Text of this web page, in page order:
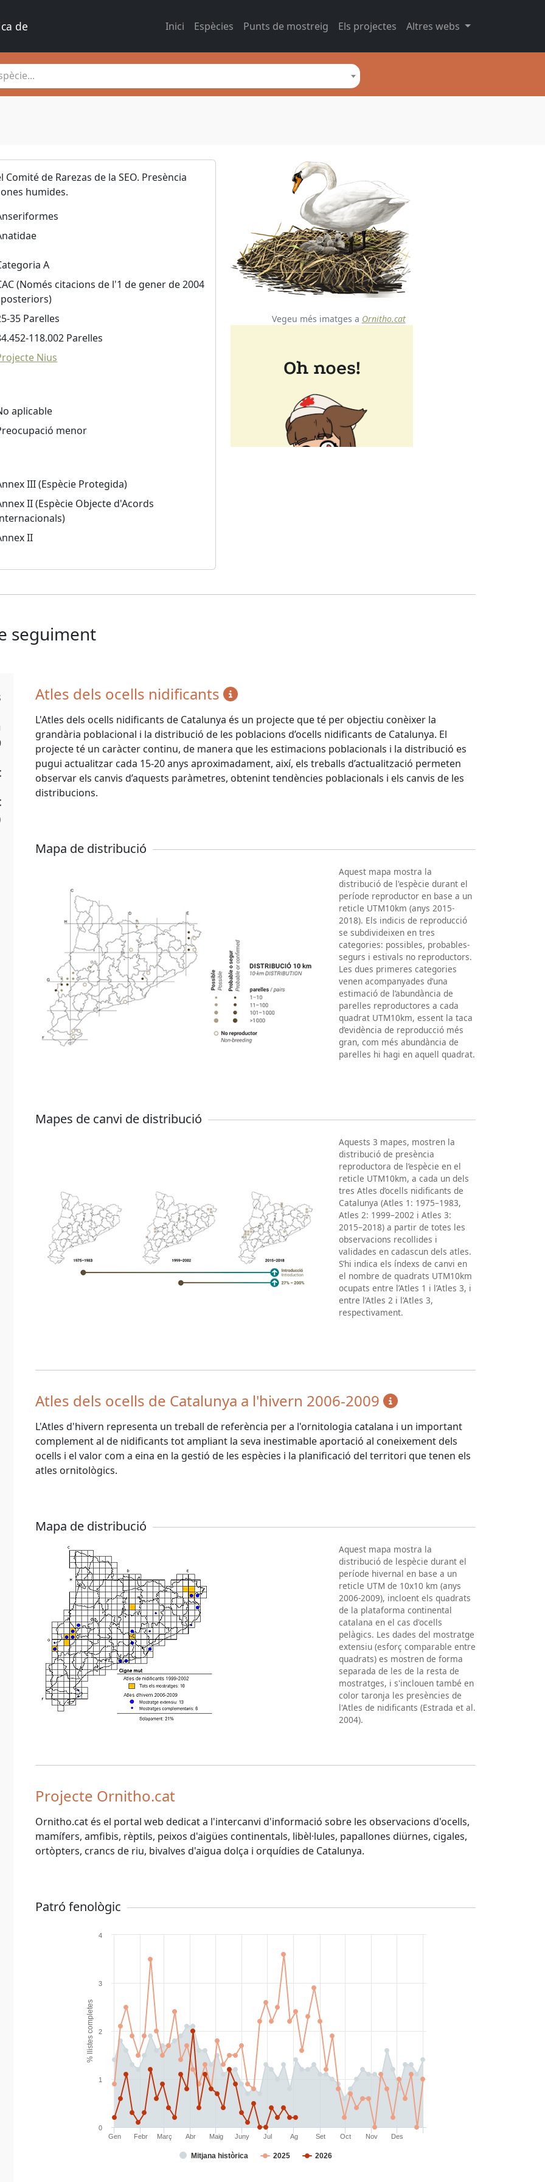
de Inici Espècies Punts de mostreig Els projectes Altres webs
de Rarezas de la SEO. Presència
humides.
A
(Només citacions de l'1 de gener de 2004
35 Parelles
118.002 Parelles
Nius
aplicable
menor
III (Espècie Protegida)
II (Espècie Objecte d'Acords
II
Vegeu més imatges a Ornitho.cat
seguiment
Atles dels ocells nidificants
L'Atles dels ocells nidificants de Catalunya és un projecte que té per objectiu conèixer la
grandària poblacional i la distribució de les poblacions d’ocells nidificants de Catalunya. El
projecte té un caràcter continu, de manera que les estimacions poblacionals i la distribució es
pugui actualitzar cada 15-20 anys aproximadament, així, els treballs d’actualització permeten
observar els canvis d’aquests paràmetres, obtenint tendències poblacionals i els canvis de les
distribucions.
Mapa de distribució
Aquest mapa mostra la
distribució de l'espècie durant el
període reproductor en base a un
reticle UTM10km (anys 2015-
2018). Els indicis de reproducció
se subdivideixen en tres
categories: possibles, probables-
segurs i estivals no reproductors.
Les dues primeres categories
venen acompanyades d’una
estimació de l’abundància de
parelles reproductores a cada
quadrat UTM10km, essent la taca
d’evidència de reproducció més
gran, com més abundància de
parelles hi hagi en aquell quadrat.
Mapes de canvi de distribució
Aquests 3 mapes, mostren la
distribució de presència
reproductora de l’espècie en el
reticle UTM10km, a cada un dels
tres Atles d’ocells nidificants de
Catalunya (Atles 1: 1975–1983,
Atles 2: 1999–2002 i Atles 3:
2015–2018) a partir de totes les
observacions recollides i
validades en cadascun dels atles.
S’hi indica els índexs de canvi en
el nombre de quadrats UTM10km
ocupats entre l’Atles 1 i l’Atles 3, i
entre l’Atles 2 i l’Atles 3,
respectivament.
Atles dels ocells de Catalunya a l'hivern 2006-2009
L'Atles d'hivern representa un treball de referència per a l'ornitologia catalana i un important
complement al de nidificants tot ampliant la seva inestimable aportació al coneixement dels
ocells i el valor com a eina en la gestió de les espècies i la planificació del territori que tenen els
atles ornitològics.
Mapa de distribució
Aquest mapa mostra la
distribució de lespècie durant el
període hivernal en base a un
reticle UTM de 10x10 km (anys
2006-2009), incloent els quadrats
de la plataforma continental
catalana en el cas d'ocells
pelàgics. Les dades del mostratge
extensiu (esforç comparable entre
quadrats) es mostren de forma
separada de les de la resta de
mostratges, i s'inclouen també en
color taronja les presències de
l'Atles de nidificants (Estrada et al.
2004).
Projecte Ornitho.cat
Ornitho.cat és el portal web dedicat a l'intercanvi d'informació sobre les observacions d'ocells,
mamífers, amfibis, rèptils, peixos d'aigües continentals, libèl·lules, papallones diürnes, cigales,
ortòpters, crancs de riu, bivalves d'aigua dolça i orquídies de Catalunya.
Patró fenològic